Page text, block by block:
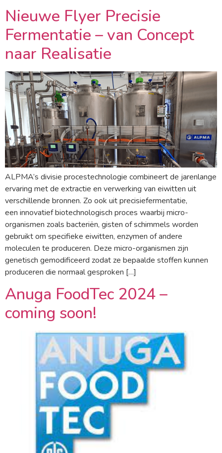
Nieuwe Flyer Precisie
Fermentatie – van Concept
naar Realisatie
ALPMA’s divisie procestechnologie combineert de jarenlange
ervaring met de extractie en verwerking van eiwitten uit
verschillende bronnen. Zo ook uit precisiefermentatie,
een innovatief biotechnologisch proces waarbij micro-
organismen zoals bacteriën, gisten of schimmels worden
gebruikt om specifieke eiwitten, enzymen of andere
moleculen te produceren. Deze micro-organismen zijn
genetisch gemodificeerd zodat ze bepaalde stoffen kunnen
produceren die normaal gesproken […]
Anuga FoodTec 2024 –
coming soon!